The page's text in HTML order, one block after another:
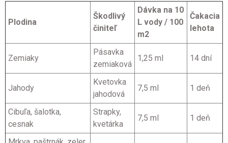
Plodina
Škodlivý
činiteľ
Dávka na 10
L vody / 100
m2
Čakacia
lehota
Zemiaky
Pásavka
zemiaková
1,25 ml 14 dní
Jahody
Kvetovka
jahodová
7,5 ml 1 deň
Cibuľa, šalotka,
cesnak
Strapky,
kvetárka
7,5 ml 1 deň